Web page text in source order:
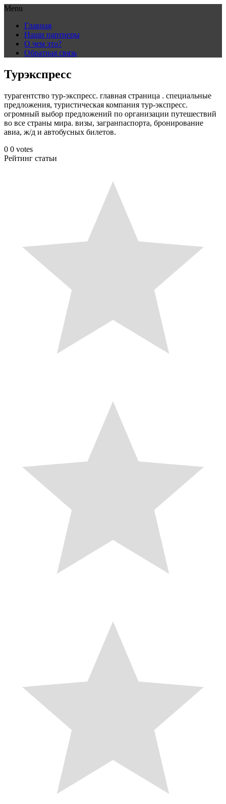
Menu
content
Главная
Наши партнеры
О чем это?
Обратная связь
Турэкспресс
турагентство тур-экспресс. главная страница . специальные
предложения, туристическая компания тур-экспресс.
огромный выбор предложений по организации путешествий
во все страны мира. визы, загранпаспорта, бронирование
авиа, ж/д и автобусных билетов.
0 0 votes
Рейтинг статьи